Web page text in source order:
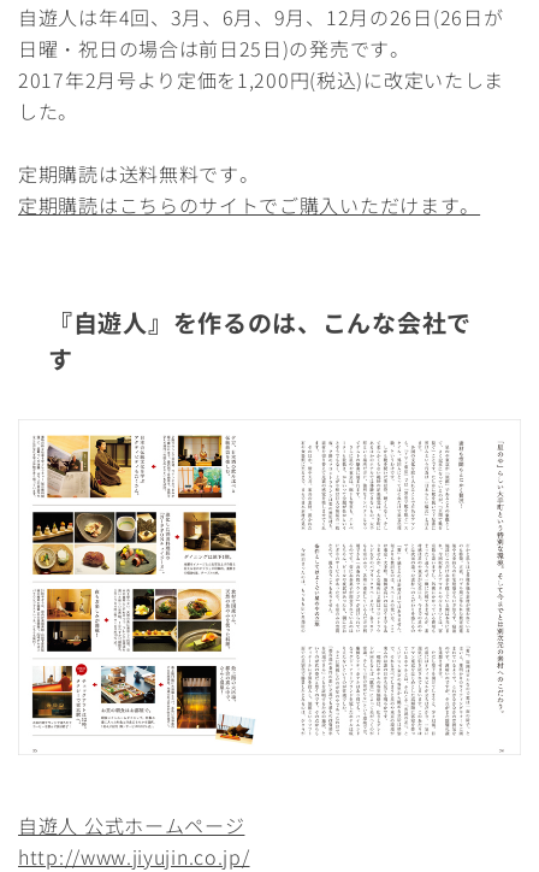
自遊人は年4回、3月、6月、9月、12月の26日(26日が
日曜・祝日の場合は前日25日)の発売です。
2017年2月号より定価を1,200円(税込)に改定いたしま
した。
定期購読は送料無料です。
定期購読はこちらのサイトでご購入いただけます。
『自遊人』を作るのは、こんな会社で
す
自遊人 公式ホームページ
http://www.jiyujin.co.jp/